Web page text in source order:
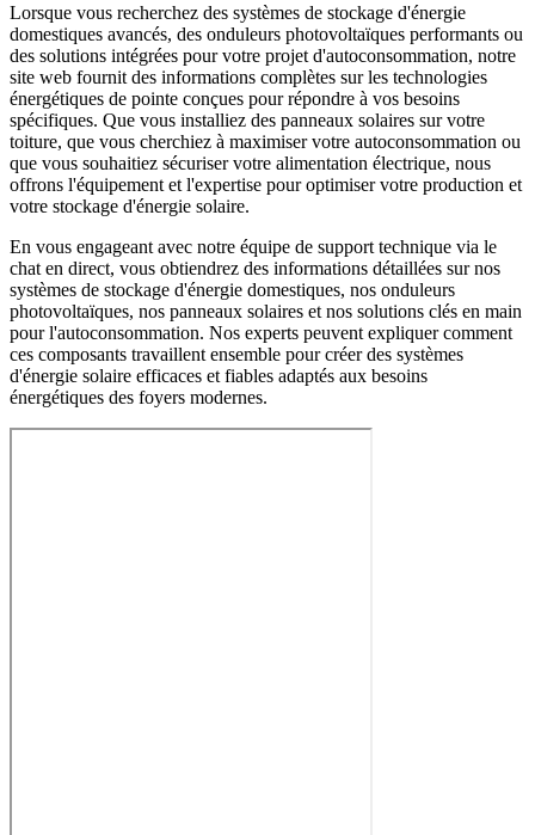
Lorsque vous recherchez des systèmes de stockage d'énergie
domestiques avancés, des onduleurs photovoltaïques performants ou
des solutions intégrées pour votre projet d'autoconsommation, notre
site web fournit des informations complètes sur les technologies
énergétiques de pointe conçues pour répondre à vos besoins
spécifiques. Que vous installiez des panneaux solaires sur votre
toiture, que vous cherchiez à maximiser votre autoconsommation ou
que vous souhaitiez sécuriser votre alimentation électrique, nous
offrons l'équipement et l'expertise pour optimiser votre production et
votre stockage d'énergie solaire.
En vous engageant avec notre équipe de support technique via le
chat en direct, vous obtiendrez des informations détaillées sur nos
systèmes de stockage d'énergie domestiques, nos onduleurs
photovoltaïques, nos panneaux solaires et nos solutions clés en main
pour l'autoconsommation. Nos experts peuvent expliquer comment
ces composants travaillent ensemble pour créer des systèmes
d'énergie solaire efficaces et fiables adaptés aux besoins
énergétiques des foyers modernes.